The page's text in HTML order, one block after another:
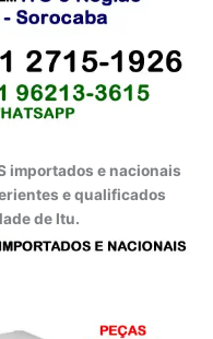
importados e nacionais
e qualificados
de Itu.